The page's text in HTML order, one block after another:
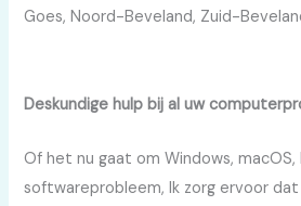
Goes, Noord-Beveland, Zuid-
Deskundige hulp bij al uw
Of het nu gaat om Windows,
softwareprobleem, Ik zorg ervoor